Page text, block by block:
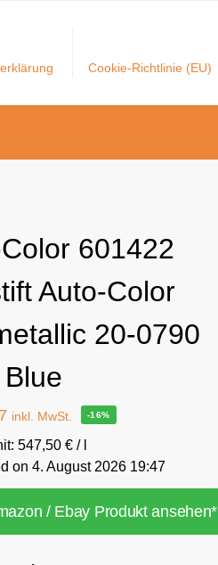
Cookie-Richtlinie (EU)
601422
Auto-Color
20-0790
inkl. MwSt. -16%
547,50 € / l
on 4. August 2026 19:47
/ Ebay Produkt ansehen*